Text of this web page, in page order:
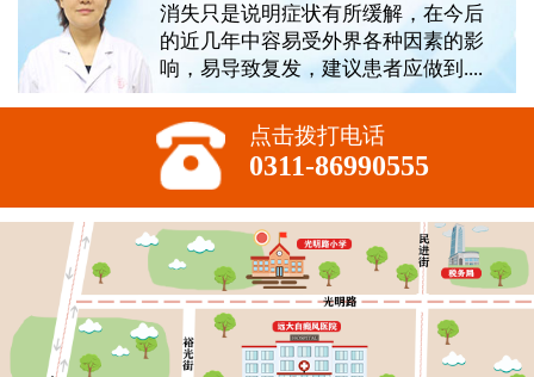
消失只是说明症状有所缓解，在今后
的近几年中容易受外界各种因素的影
响，易导致复发，建议患者应做到....
点击拨打电话
0311-86990555